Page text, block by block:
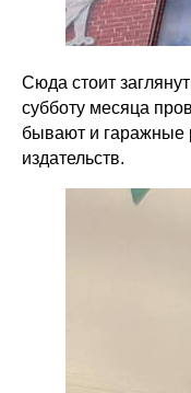
Сюда стоит
субботу месяца
бывают и гаражные
издательств.